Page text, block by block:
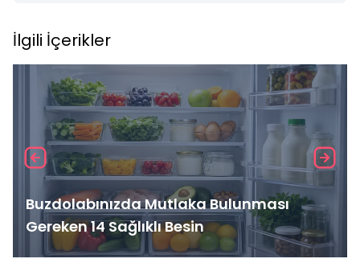
İlgili İçerikler
Buzdolabınızda Mutlaka Bulunması
Gereken 14 Sağlıklı Besin